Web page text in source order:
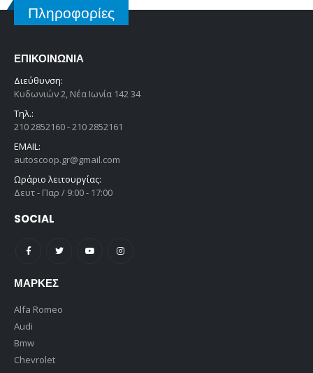
Πληροφορίες
ΕΠΙΚΟΙΝΩΝΊΑ
Διεύθυνση:
Κυδωνιών 2, Νέα Ιωνία 142 34
Τηλ.:
210 2852160 - 210 2852161
EMAIL:
autoscoop.gr@gmail.com
Ωράριο λειτουργίας:
Δευτ - Παρ / 9:00 - 17:00
SOCIAL
ΜΆΡΚΕΣ
Alfa Romeo
Audi
Bmw
Chevrolet